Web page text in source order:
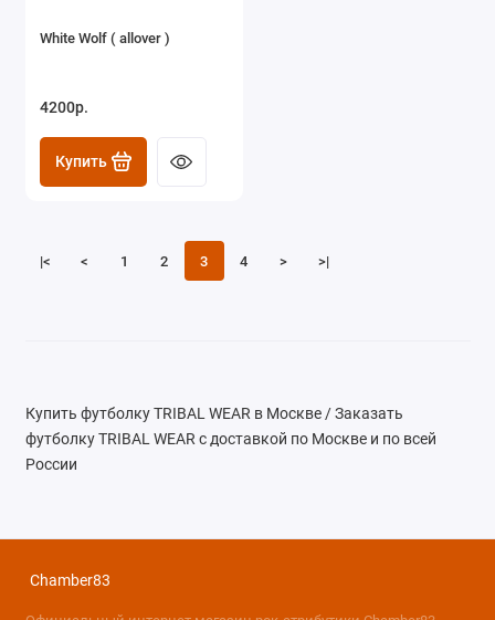
White Wolf ( allover )
4200р.
Купить
|< < 1 2 3 4 > >|
Купить футболку TRIBAL WEAR в Москве / Заказать
футболку TRIBAL WEAR с доставкой по Москве и по всей
России
Chamber83